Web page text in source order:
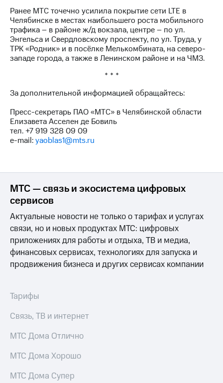
аудит
Рынок
акций
Описание
Программа
акций
Рынок
облигаций
Описание
о
именных
облигаций
Регистратор
Реквизиты
Контакты
развитие
деловая этика
Ранее МТС точечно усилила покрытие сети LTE в
Челябинске в местах наибольшего роста мобильного
трафика – в районе ж/д вокзала, центре – по ул.
Энгельса и Свердловскому проспекту, по ул. Труда, у
ТРК «Родник» и в посёлке Мелькомбината, на северо-
западе города, а также в Ленинском районе и на ЧМЗ.
* * *
За дополнительной информацией обращайтесь:
Пресс-секретарь ПАО «МТС» в Челябинской области
Елизавета Асселен де Бовиль
тел. +7 919 328 09 09
e-mail:yaoblas1@mts.ru
МТС — связь и экосистема цифровых
сервисов
Актуальные новости не только о тарифах и услугах
связи, но и новых продуктах МТС: цифровых
приложениях для работы и отдыха, ТВ и медиа,
финансовых сервисах, технологиях для запуска и
продвижения бизнеса и других сервисах компании
Тарифы
Связь, ТВ и интернет
МТС Дома Отлично
МТС Дома Хорошо
МТС Дома Супер